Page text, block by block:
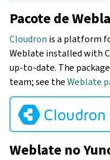
Pacote de
Cloudron is a platform
Weblate installed with
up-to-date. The
team; see theWeblate
Weblate no